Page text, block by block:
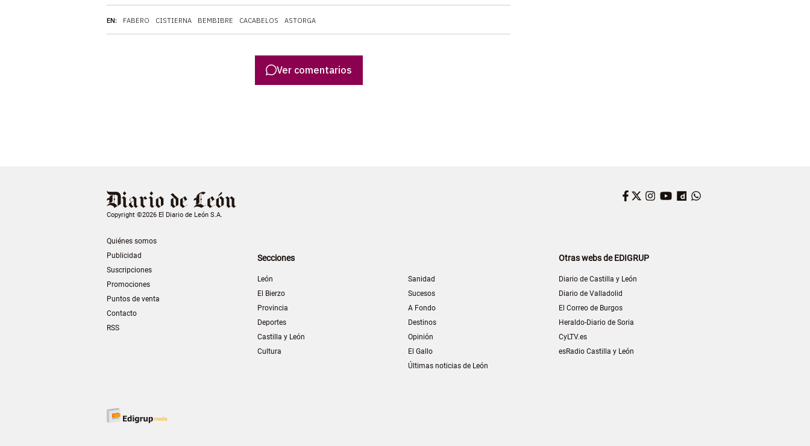
EN: FABERO CISTIERNA BEMBIBRE CACABELOS ASTORGA
Ver comentarios
Copyright ©2026 El Diario de León S.A.
Quiénes somos
Publicidad
Suscripciones
Promociones
Puntos de venta
Contacto
RSS
Facebook
Twitter
Instagram
YouTube
Dailymotion
Secciones
León
El Bierzo
Provincia
Deportes
Castilla y León
Cultura
Sanidad
Sucesos
A Fondo
Destinos
Opinión
El Gallo
Últimas noticias de León
Otras webs de EDIGRUP
Diario de Castilla y León
Diario de Valladolid
El Correo de Burgos
Heraldo-Diario de Soria
CyLTV.es
esRadio Castilla y León